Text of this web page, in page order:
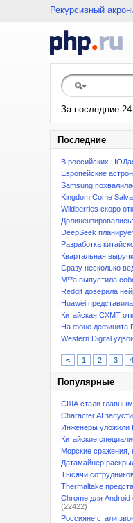
Рекурсивный
За последние
Последние
В российских
Европейские
Samsung
Kingdom Come
Wildberries скоро
DeepSeek
Разработка
Квартальная
Сразу несколько
M**a выпустила
Reddit доверила
Huawei
Китайская CXMT
На фоне дефицита
Western Digital
< 1 2 3 4
Популярные
США стали главным
Character.AI
Инженеры уложили
Китайские
Морские сражения,
Датамайнер
Тысячи
Thermaltake
Chrome для Android
(22422)
Россияне стали